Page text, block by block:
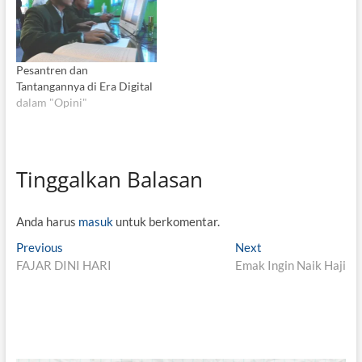
Pesantren dan
Tantangannya di Era Digital
dalam "Opini"
Tinggalkan Balasan
Anda harus masukuntuk berkomentar.
N
a
g
Previous
r
FAJAR DINI HARI
Next
e
Emak Ingin Naik Haji